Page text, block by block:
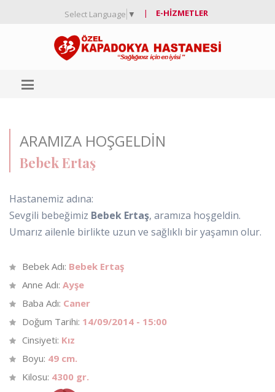
Select Language ▼ | E-HIZMETLER
ARAMIZA HOŞGELDIN
Bebek Ertaş
Hastanemiz adına:
Sevgili bebeğimiz Bebek Ertaş, aramıza hoşgeldin.
Umarız ailenle birlikte uzun ve sağlıklı bir yaşamın olur.
Bebek Adı: Bebek Ertaş
Anne Adı: Ayşe
Baba Adı: Caner
Doğum Tarihi: 14/09/2014 - 15:00
Cinsiyeti: Kız
Boyu: 49 cm.
Kilosu: 4300 gr.